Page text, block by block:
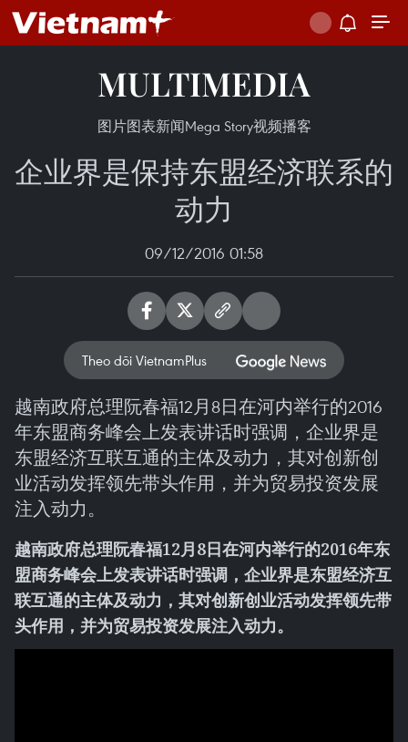
MULTIMEDIA
图片图表新闻Mega Story视频播客
企业界是保持东盟经济联系的
动力
09/12/2016 01:58
Theo dõi VietnamPlus
越南政府总理阮春福12月8日在河内举行的2016
年东盟商务峰会上发表讲话时强调，企业界是
东盟经济互联互通的主体及动力，其对创新创
业活动发挥领先带头作用，并为贸易投资发展
注入动力。
越南政府总理阮春福12月8日在河内举行的2016年东
盟商务峰会上发表讲话时强调，企业界是东盟经济互
联互通的主体及动力，其对创新创业活动发挥领先带
头作用，并为贸易投资发展注入动力。